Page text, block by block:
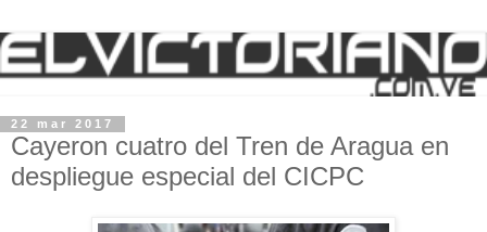
22 mar 2017
Cayeron cuatro del Tren de Aragua en
despliegue especial del CICPC